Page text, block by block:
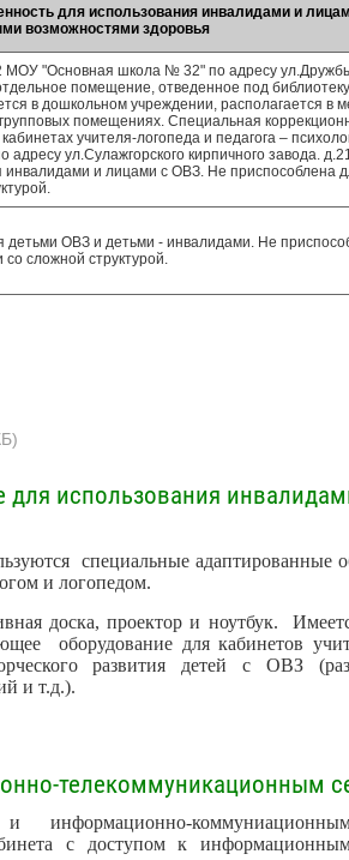
для использования инвалидами и
возможностями здоровья
"Основная школа № 32" по адресу
помещение, отведенное под
в дошкольном учреждении, располагается в
помещениях. Специальная
учителя-логопеда и педагога –
ул.Сулажгорского кирпичного завода.
инвалидами и лицами с ОВЗ. Не приспособлена
детьми ОВЗ и детьми - инвалидами. Не
сложной структурой.
для использования
специальные адаптированные
и логопедом.
доска, проектор и ноутбук.
оборудование для кабинетов
развития детей с ОВЗ
и т.д.).
телекоммуникационным
информационно-
с доступом к